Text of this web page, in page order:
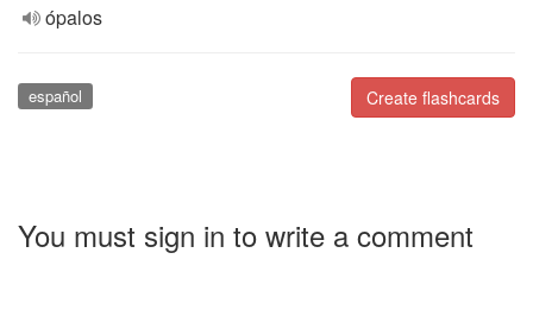
ópalos
Create flashcards
español
You must sign in to write a comment